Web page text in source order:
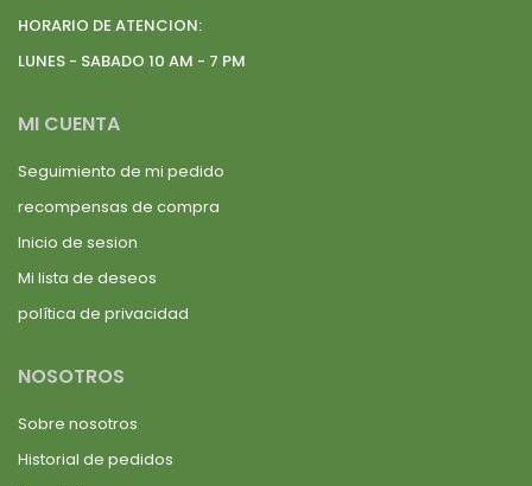
HORARIO DE ATENCION:
LUNES - SABADO 10 AM - 7 PM
MI CUENTA
Seguimiento de mi pedido
recompensas de compra
Inicio de sesion
Mi lista de deseos
política de privacidad
NOSOTROS
Sobre nosotros
Historial de pedidos